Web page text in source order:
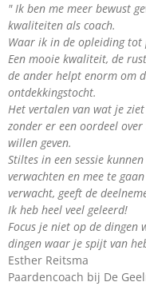
" Ik ben me meer bewust
kwaliteiten als coach.
Waar ik in de opleiding tot
Een mooie kwaliteit, de
de ander helpt enorm om
ontdekkingstocht.
Het vertalen van wat je
zonder er een oordeel
willen geven.
Stiltes in een sessie
verwachten en mee te
verwacht, geeft de
Ik heb heel veel geleerd!
Focus je niet op de
dingen waar je spijt van
Esther Reitsma
Paardencoach bij De